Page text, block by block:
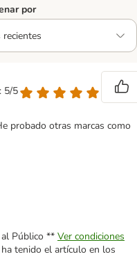
por
5/5
probado otras marcas como
Público ** Ver condiciones
tenido el artículo en los